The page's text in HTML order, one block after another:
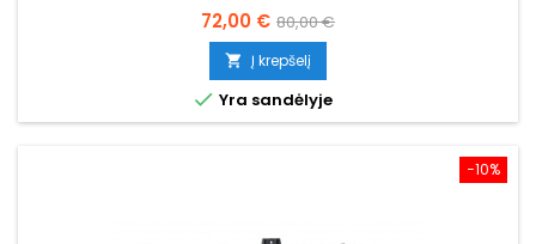
Kaina
72,00 € Bazinė
kaina
80,00 €
 Į krepšelį
 Yra sandėlyje
−10%